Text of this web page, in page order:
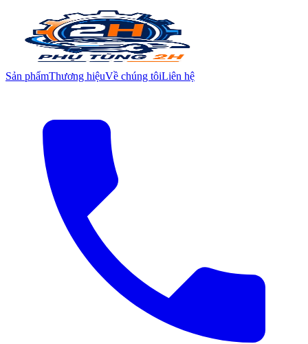
Sản phẩmThương hiệuVề chúng tôiLiên hệ